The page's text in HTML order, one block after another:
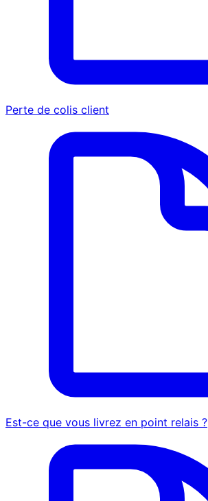
Perte de colis client
Est-ce que vous livrez en point relais ?